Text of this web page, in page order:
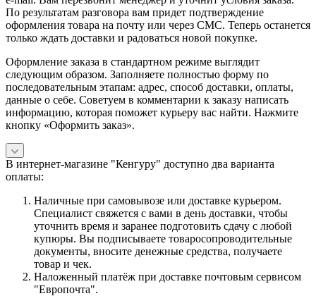
По результатам разговора вам придет подтверждение
оформления товара на почту или через СМС. Теперь останется
только ждать доставки и радоваться новой покупке.
Оформление заказа в стандартном режиме выглядит
следующим образом. Заполняете полностью форму по
последовательным этапам: адрес, способ доставки, оплаты,
данные о себе. Советуем в комментарии к заказу написать
информацию, которая поможет курьеру вас найти. Нажмите
кнопку «Оформить заказ».
В интернет-магазине "Кенгуру" доступно два варианта
оплаты:
Наличные при самовывозе или доставке курьером.
Специалист свяжется с вами в день доставки, чтобы
уточнить время и заранее подготовить сдачу с любой
купюры. Вы подписываете товаросопроводительные
документы, вносите денежные средства, получаете
товар и чек.
Наложенный платёж при доставке почтовым сервисом
"Европочта".